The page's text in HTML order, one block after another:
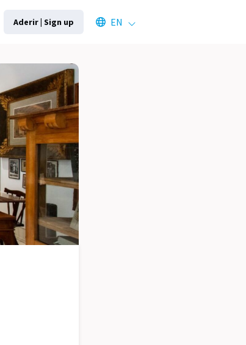
Aderir | Sign up Select an available language
EN